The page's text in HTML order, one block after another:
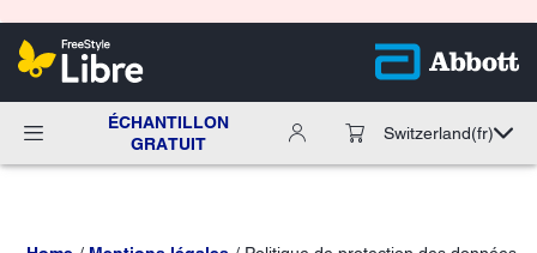
ÉCHANTILLON
GRATUIT
Switzerland(fr)